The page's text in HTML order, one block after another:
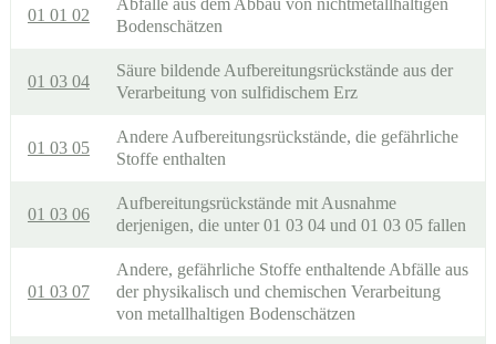
01 01 02
Abfälle aus dem Abbau von nichtmetallhaltigen
Bodenschätzen
01 03 04
Säure bildende Aufbereitungsrückstände aus der
Verarbeitung von sulfidischem Erz
01 03 05
Andere Aufbereitungsrückstände, die gefährliche
Stoffe enthalten
01 03 06
Aufbereitungsrückstände mit Ausnahme
derjenigen, die unter 01 03 04 und 01 03 05 fallen
01 03 07
Andere, gefährliche Stoffe enthaltende Abfälle aus
der physikalisch und chemischen Verarbeitung
von metallhaltigen Bodenschätzen